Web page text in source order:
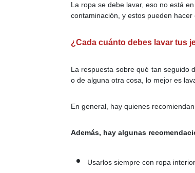
La ropa se debe lavar, eso no está
contaminación, y estos pueden
¿Cada cuánto debes lavar tus
La respuesta sobre qué tan seguido
o de alguna otra cosa, lo mejor es
En general, hay quienes
Además, hay algunas
Usarlos siempre con ropa interior